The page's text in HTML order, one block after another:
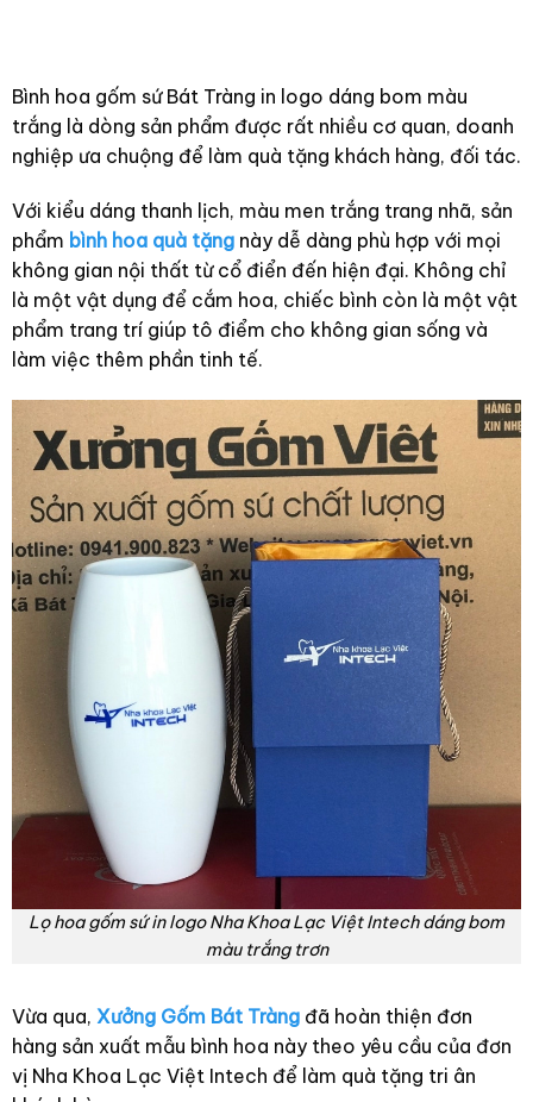
Bình hoa gốm sứ Bát Tràng in logo dáng bom màu
trắng là dòng sản phẩm được rất nhiều cơ quan, doanh
nghiệp ưa chuộng để làm quà tặng khách hàng, đối tác.
Với kiểu dáng thanh lịch, màu men trắng trang nhã, sản
phẩm bình hoa quà tặngnày dễ dàng phù hợp với mọi
không gian nội thất từ cổ điển đến hiện đại. Không chỉ
là một vật dụng để cắm hoa, chiếc bình còn là một vật
phẩm trang trí giúp tô điểm cho không gian sống và
làm việc thêm phần tinh tế.
Lọ hoa gốm sứ in logo Nha Khoa Lạc Việt Intech dáng bom
màu trắng trơn
Vừa qua, Xưởng Gốm Bát Tràngđã hoàn thiện đơn
hàng sản xuất mẫu bình hoa này theo yêu cầu của đơn
vị Nha Khoa Lạc Việt Intech để làm quà tặng tri ân